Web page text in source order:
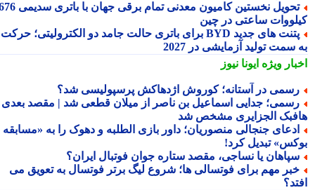
تحویل نخستین کامیون معدنی تمام برقی جهان با باتری سدیمی 676
ساعتی در چین
پتنت های جدید BYD برای باتری حالت جامد دو الکترولیتی؛ حرکت
سمت تولید آزمایشی در 2027
ویژهایونا نیوز
در آستانه؛ کوروش اژدهاکش پرسپولیسی شد؟
جدایی اسماعیل بن ناصر از میلان قطعی شد | مقصد بعدی
الجزایری مشخص شد
جنجالی منصوریان؛ داور بازی الطلبه و دهوک را به «مسابقه
تبدیل کرد!
یا نساجی، مقصد ستاره جوان فوتبال ایران؟
مهم برای فوتسالی ها؛ شروع لیگ برتر فوتسال به تعویق می